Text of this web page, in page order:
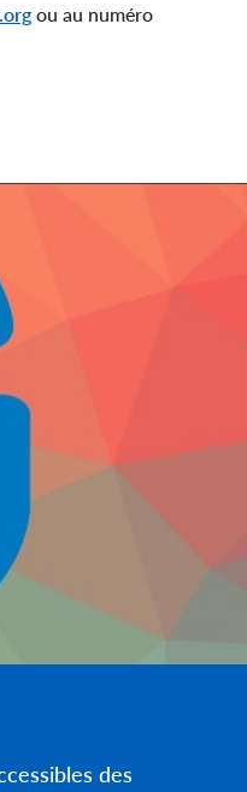
ou au numéro
des